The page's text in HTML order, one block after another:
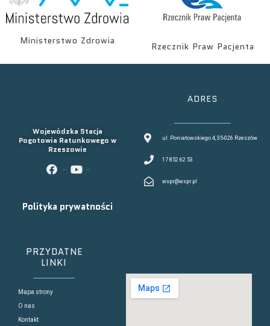
Ministerstwo Zdrowia
Rzecznik Praw Pacjenta
Wojewódzka Stacja
Pogotowia Ratunkowego w
Rzeszowie
Polityka prywatności
ADRES
ul. Poniatowskiego 4, 35-026 Rzeszów
17 852 62 53
wspr@wspr.pl
PRZYDATNE
LINKI
Mapa strony
O nas
Kontakt